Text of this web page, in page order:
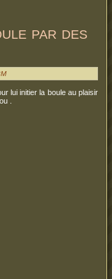
par des
lui initier la boule au plaisir
.